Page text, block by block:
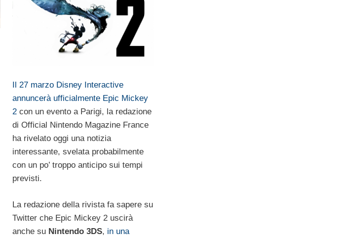
Il 27 marzo Disney Interactive
annuncerà ufficialmente Epic Mickey
2 con un evento a Parigi, la redazione
di Official Nintendo Magazine France
ha rivelato oggi una notizia
interessante, svelata probabilmente
con un po’ troppo anticipo sui tempi
previsti.
La redazione della rivista fa sapere su
Twitter che Epic Mickey 2 uscirà
anche su Nintendo 3DS, in una